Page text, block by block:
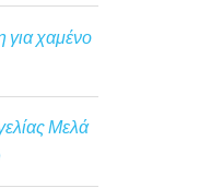
για χαμένο
Μελά